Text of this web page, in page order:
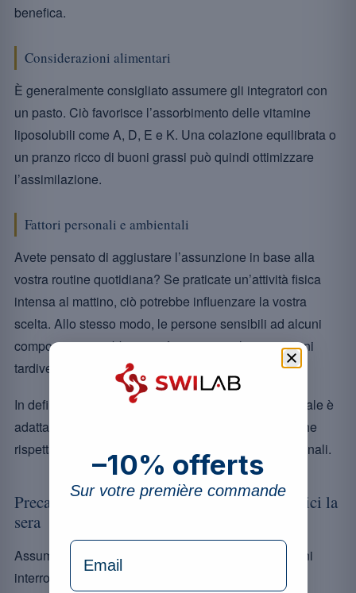
benefica.
Considerazioni alimentari
È generalmente consigliato assumere gli integratori con
un pasto. Ciò favorisce l’assorbimento delle vitamine
liposolubili come A, D, E e K. Una colazione equilibrata o
un pranzo ricco di buoni grassi può quindi ottimizzare
l’assimilazione.
Fattori personali e ambientali
Avete pensato di aggiustare l’assunzione in base alla
vostra routine quotidiana? Se praticate un’attività fisica
intensa al mattino, ciò potrebbe influenzare la vostra
scelta. Allo stesso modo, le persone sensibili ad alcuni
componenti potrebbero preferire evitare le assunzioni
tardive per evitare qualsiasi disturbo del sonno.
In definitiva, non esiste una risposta unica; l’essenziale è
adattare l’assunzione alle proprie esigenze specifiche
rispettando al contempo le raccomandazioni nutrizionali.
Precauzioni da prendere con i multivitaminici la
sera
Assumere multivitaminici la sera può sollevare alcuni
interrogativi, in particolare riguardo al loro impatto
–10% offerts
Sur votre première commande
formulaire Email